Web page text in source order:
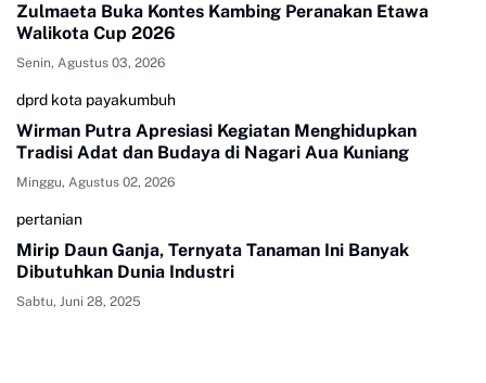
Zulmaeta Buka Kontes Kambing Peranakan Etawa
Walikota Cup 2026
Senin, Agustus 03, 2026
dprd kota payakumbuh
Wirman Putra Apresiasi Kegiatan Menghidupkan
Tradisi Adat dan Budaya di Nagari Aua Kuniang
Minggu, Agustus 02, 2026
pertanian
Mirip Daun Ganja, Ternyata Tanaman Ini Banyak
Dibutuhkan Dunia Industri
Sabtu, Juni 28, 2025